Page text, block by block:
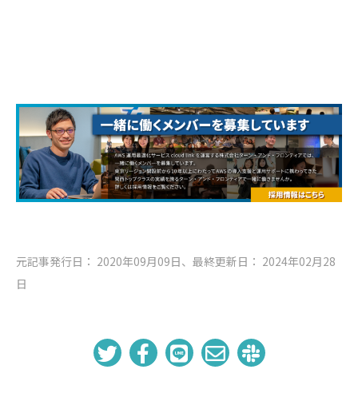
元記事発行日： 2020年09月09日、最終更新日： 2024年02月28
日